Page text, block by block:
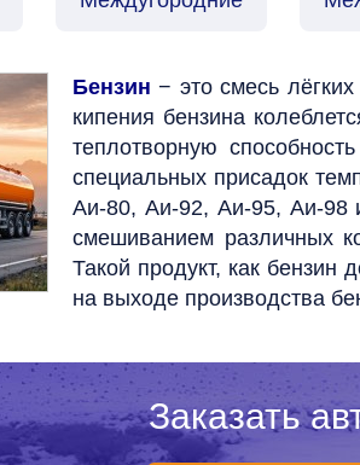
Бензин − это смесь
кипения бензина
теплотворную
специальных присадок
Аи-80, Аи-92, Аи-95, Аи-98
смешиванием различных
Такой продукт, как бензин
на выходе производства
Заказать